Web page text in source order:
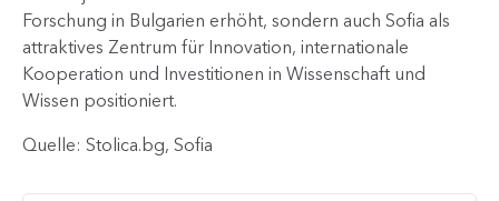
Forschung in Bulgarien erhöht, sondern auch Sofia als
attraktives Zentrum für Innovation, internationale
Kooperation und Investitionen in Wissenschaft und
Wissen positioniert.
Quelle: Stolica.bg, Sofia